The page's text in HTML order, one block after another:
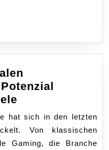
im
digitalen
Spielerlebnis:
hat sich in den letzten
Von klassischen
Gaming, die Branche